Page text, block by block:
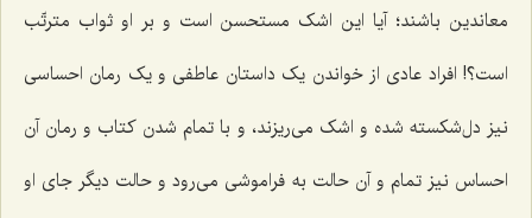
معاندین باشند؛ آیا این اشک مستحسن است و بر او ثواب مترتّب
است؟! افراد عادی از خواندن یک داستان عاطفی و یک رمان احساسی
نیز دل‌شکسته شده و اشک می‌ریزند، و با تمام شدن کتاب و رمان آن
احساس نیز تمام و آن حالت به فراموشی می‌رود و حالت دیگر جای او